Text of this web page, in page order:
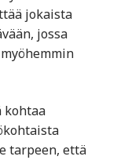
jokaista
jossa
kohtaa
tarpeen, että